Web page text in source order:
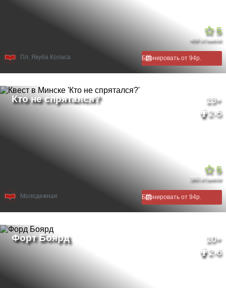
5
498 отзывов
Пл. Якуба Коласа Бронировать от 94р.
13+
2-5
5
380 отзывов
Молодежная Бронировать от 94р.
10+
2-6